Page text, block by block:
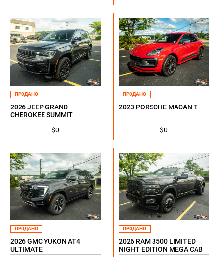
ПРОДАНО
2026 JEEP GRAND
CHEROKEE SUMMIT
$0
ПРОДАНО
2023 PORSCHE MACAN T
$0
ПРОДАНО
2026 GMC YUKON AT4
ULTIMATE
ПРОДАНО
2026 RAM 3500 LIMITED
NIGHT EDITION MEGA CAB